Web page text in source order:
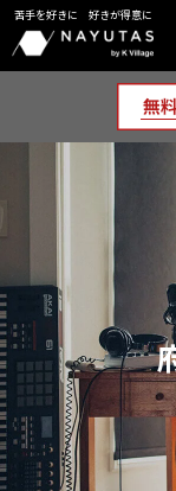
苦手を好きに 好きが得意に